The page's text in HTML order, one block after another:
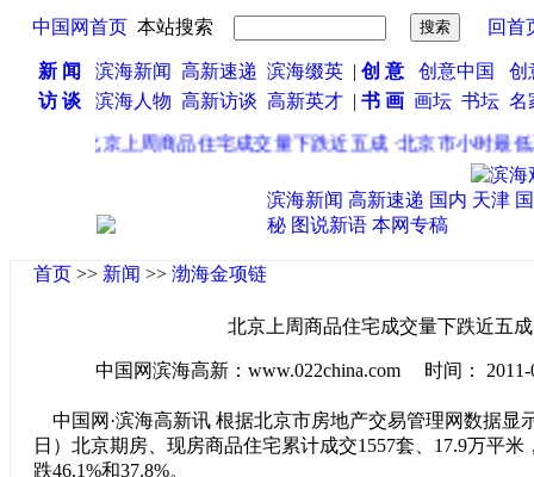
中国网首页 本站搜索 回首
新 闻 滨海新闻 高新速递 滨海缀英| 创 意 创意中国
创
访 谈
滨海人物 高新访谈 高新英才 | 书 画 画坛 书坛 名
北京上周商品住宅成交量下跌近五成·北京市小时最低
滨海新闻 高新速递 国内 天津
秘 图说新语 本网专稿
首页 >> 新闻 >> 渤海金项链
北京上周商品住宅成交量下跌近五成
中国网滨海高新：www.022china.com 时间： 2011-
中国网·滨海高新讯 根据北京市房地产交易管理网数据显
日）北京期房、现房商品住宅累计成交1557套、17.9万平
跌46.1%和37.8%。